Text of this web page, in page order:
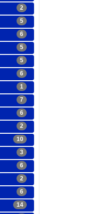
2
5
6
5
5
6
1
7
6
2
10
3
6
2
6
14